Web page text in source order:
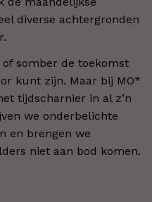
diverse achtergronden
somber de toekomst
kunt zijn. Maar bij MO*
tijdscharnier in al z’n
we onderbelichte
en brengen we
niet aan bod komen.